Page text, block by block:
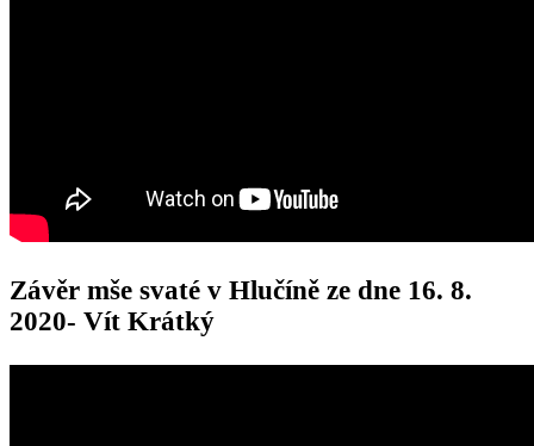
Závěr mše svaté v Hlučíně ze dne 16. 8.
2020- Vít Krátký